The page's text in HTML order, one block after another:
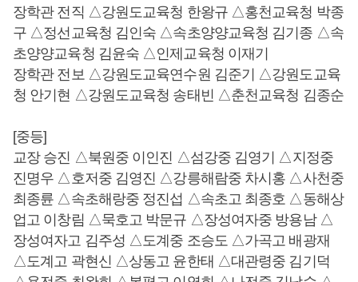
장학관 전직 △강원도교육청 한왕규 △홍천교육청 박종
구 △정선교육청 김인숙 △속초양양교육청 김기종 △속
초양양교육청 김윤숙 △인제교육청 이재기
장학관 전보 △강원도교육연수원 김준기 △강원도교육
청 안기현 △강원도교육청 송태빈 △춘천교육청 김종순
[중등]
교장 승진 △북원중 이인진 △섬강중 김영기 △지정중
진명우 △호저중 김영진 △강릉해람중 차시홍 △사천중
최종륜 △속초해랑중 정진섭 △속초고 최종호 △동해상
업고 이창림 △묵호고 박문규 △장성여자중 방용남 △
장성여자고 김주성 △도계중 조승도 △가곡고 배광재
△도계고 곽현신 △상동고 윤한태 △대관령중 김기덕